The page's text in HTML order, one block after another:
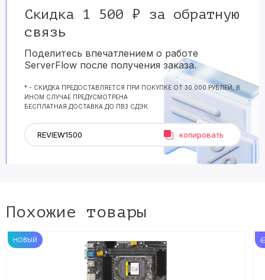
Скидка 1 500 ₽ за обратную
связь
Поделитесь впечатлением о работе
ServerFlow после получения заказа.
* - СКИДКА ПРЕДОСТАВЛЯЕТСЯ ПРИ ПОКУПКЕ ОТ 30 000 РУБЛЕЙ, В
ИНОМ СЛУЧАЕ ПРЕДУСМОТРЕНА
БЕСПЛАТНАЯ ДОСТАВКА ДО ПВЗ СДЭК.
копировать
Похожие товары
НОВЫЙ